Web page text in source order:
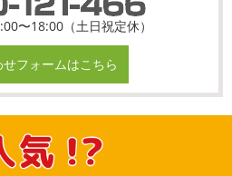
〜18:00（土日祝定休）
フォームはこちら